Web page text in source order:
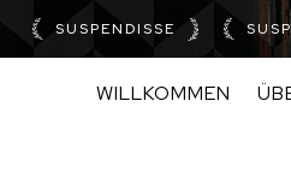
SUSPENDISSE
WILLKOMMEN